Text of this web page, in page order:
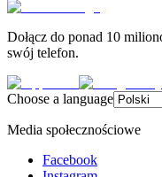
Dołącz do ponad 10
swój telefon.
Choose a language
Media społecznościowe
Facebook